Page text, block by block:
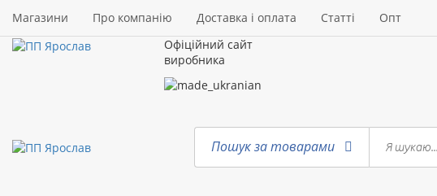
Магазини Про компанію Доставка і оплата Статті Опт
Офіційний сайт
виробника
Пошук за товарами